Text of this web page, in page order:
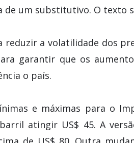
de um substitutivo. O texto
reduzir a volatilidade dos
garantir que os
o país.
e máximas para o
atingir US$ 45. A